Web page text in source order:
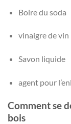
Boire du soda
vinaigre de vin
Savon liquide
agent pour
Comment se
bois